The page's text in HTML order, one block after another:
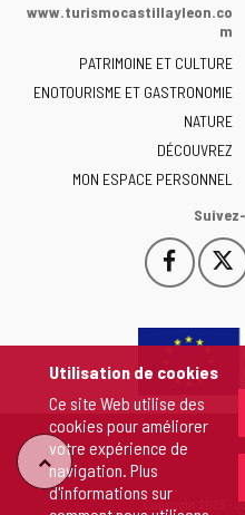
Utilisation de cookies
Ce site Web utilise des
cookies pour améliorer
votre expérience de
navigation. Plus
d'informations sur
la
de
Castilla
y
León
-
www.turismocastillayleon.co
m
PATRIMOINE ET CULTURE
ENOTOURISME ET GASTRONOMIE
NATURE
DÉCOUVREZ
MON ESPACE PERSONNEL
Facebook
Este
enlace
abrirá
una
ventana
nueva.
"Retour
Copyright 2026 -